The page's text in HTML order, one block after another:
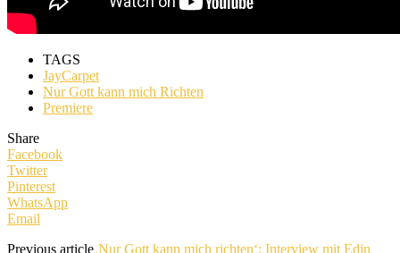
TAGS
JayCarpet
Nur Gott kann mich Richten
Premiere
Share
Facebook
Twitter
Pinterest
WhatsApp
Email
Previous article‚Nur Gott kann mich richten‘: Interview mit Edin